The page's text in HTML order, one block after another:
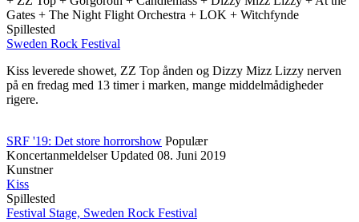
Gates + The Night Flight Orchestra + LOK + Witchfynde
Spillested
Sweden Rock Festival
Kiss leverede showet, ZZ Top ånden og Dizzy Mizz Lizzy nerven
på en fredag med 13 timer i marken, mange middelmådigheder
rigere.
SRF '19: Det store horrorshow Populær
Koncertanmeldelser Updated 08. Juni 2019
Kunstner
Kiss
Spillested
Festival Stage, Sweden Rock Festival